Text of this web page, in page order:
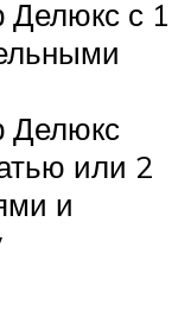
Делюкс с 1
Делюкс
или 2
и